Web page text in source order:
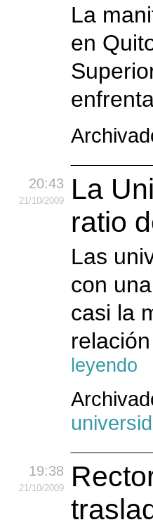
La
en
20:43
21/10/2009
La
ratio
Las
con
casi la
leyendo
19:38
21/10/2009